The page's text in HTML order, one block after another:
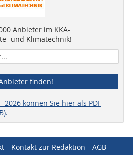
Anbieter im KKA-
und Klimatechnik!
finden!
2026 können Sie hier als PDF
Kontakt zur Redaktion
AGB